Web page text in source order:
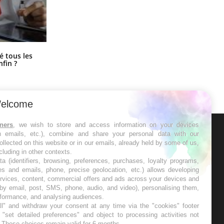
tous les
?
les semaines les meilleures
, we wish to store and access information on your devices
emails, etc.), combine and share your personal data with our
on this website or in our emails, already held by some of us,
in other contexts.
(identifiers, browsing, preferences, purchases, loyalty programs,
and emails, phone, precise geolocation, etc.) allows developing
content, commercial offers and ads across your devices and
email, post, SMS, phone, audio, and video), personalising them,
and analysing audiences.
and withdraw your consent at any time via the "cookies" footer
detailed preferences" and object to processing activities not